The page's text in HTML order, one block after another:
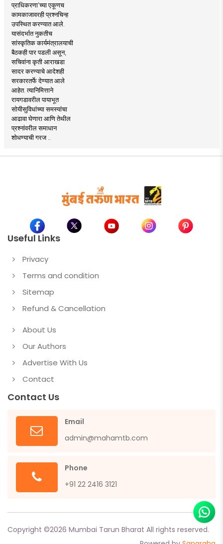
प्राधिकरणा’च्या एकूणच
कामकाजावरही प्रश्नचिन्ह
उपस्थित करण्यात आले.
यासंदर्भात नुकतीच
सांस्कृतिक कार्यमंत्रालयाची
बैठकही पार पडली असून,
सचिवांना कृती आराखडा
सादर करण्याचे आदेशही
सरकारतर्फे देण्यात आले
आहेत. त्यानिमित्ताने
रायगडावरील पायाभूत
सोयीसुविधांच्या समस्यांचा
आढावा घेणारा आणि तेथील
प्रश्नांवरील समाधान
शोधण्याची गरज ..
Useful Links
Privacy
Terms and condition
Sitemap
Refund & Cancellation
About Us
Our Authors
Advertise With Us
Contact
Contact Us
Email
admin@mahamtb.com
Phone
+91 22 2416 3121
Copyright ©2026 Mumbai Tarun Bharat All rights reserved.